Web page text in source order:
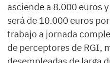
asciende a 8.000 euros
será de 10.000 euros
trabajo a jornada
de perceptores de RGI,